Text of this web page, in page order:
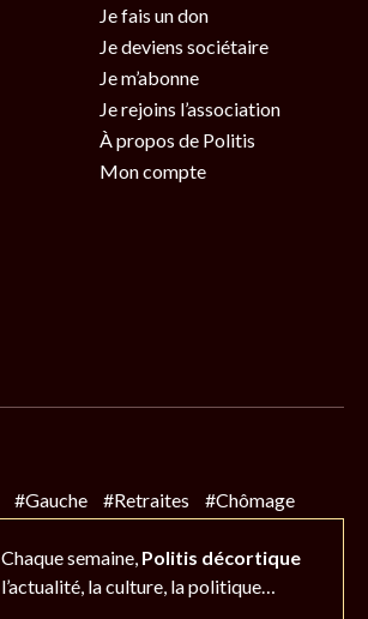
Je fais un don
Je deviens sociétaire
Je m’abonne
Je rejoins l’association
À propos de Politis
Mon compte
#Gauche #Retraites #Chômage
Chaque semaine, Politis décortique
l’actualité, la culture, la politique…